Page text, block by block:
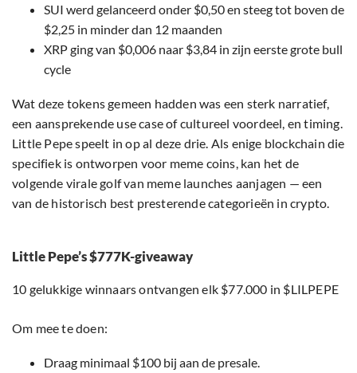
SUI werd gelanceerd onder $0,50 en steeg tot boven de
$2,25 in minder dan 12 maanden
XRP ging van $0,006 naar $3,84 in zijn eerste grote bull
cycle
Wat deze tokens gemeen hadden was een sterk narratief,
een aansprekende use case of cultureel voordeel, en timing.
Little Pepe speelt in op al deze drie. Als enige blockchain die
specifiek is ontworpen voor meme coins, kan het de
volgende virale golf van meme launches aanjagen — een
van de historisch best presterende categorieën in crypto.
Little Pepe’s $777K-giveaway
10 gelukkige winnaars ontvangen elk $77.000 in $LILPEPE
Om mee te doen:
Draag minimaal $100 bij aan de presale.